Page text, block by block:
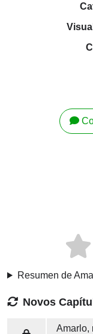
Resumen de
Novos
Amarlo,